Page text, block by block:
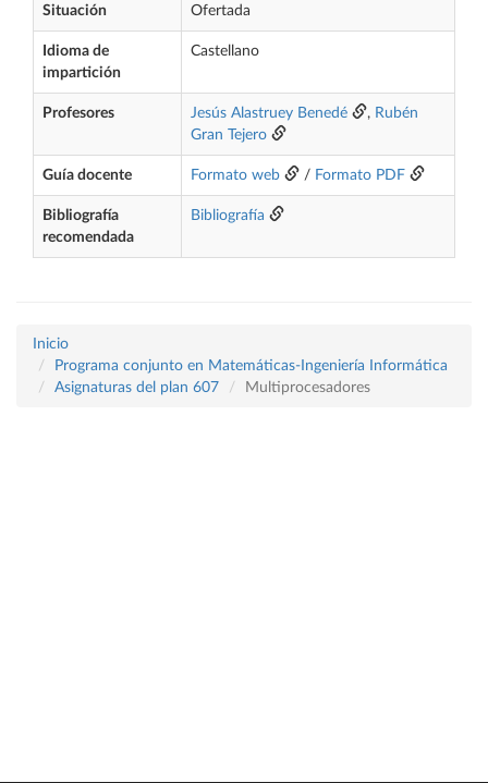
Situación Ofertada
Idioma de
impartición
Castellano
Profesores Jesús Alastruey Benedé , Rubén
Gran Tejero
Guía docente Formato web / Formato PDF
Bibliografía
recomendada
Bibliografía
Inicio
Programa conjunto en Matemáticas-Ingeniería Informática
Asignaturas del plan 607
Multiprocesadores